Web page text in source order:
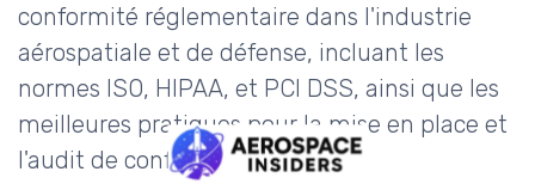
conformité réglementaire dans l'industrie
aérospatiale et de défense, incluant les
normes ISO, HIPAA, et PCI DSS, ainsi que les
meilleures pratiques pour la mise en place et
l'audit de conformité.